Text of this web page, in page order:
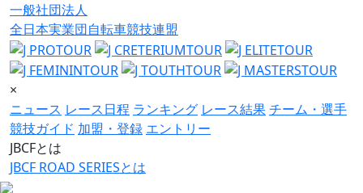
一般社団法人
全日本実業団自転車競技連盟
×
ニュース レース日程 ランキング レース結果チーム・選手
競技ガイド 加盟・登録 エントリー
JBCFとは
JBCF ROAD SERIESとは